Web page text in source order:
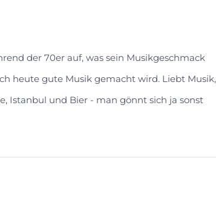
der 70er auf, was sein Musikgeschmack
heute gute Musik gemacht wird. Liebt Musik,
Istanbul und Bier - man gönnt sich ja sonst